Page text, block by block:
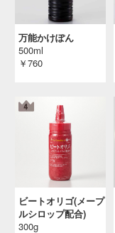
万能かけぽん
500ml
￥760
ビートオリゴ(メープ
ルシロップ配合)
300g